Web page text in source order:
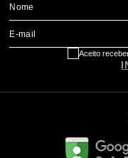
Nome
E-mail
Aceito